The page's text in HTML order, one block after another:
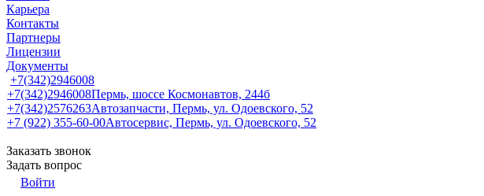
Карьера
Контакты
Партнеры
Лицензии
Документы
+7(342)2946008
+7(342)2946008Пермь, шоссе Космонавтов, 244б
+7(342)2576263Автозапчасти, Пермь, ул. Одоевского, 52
+7 (922) 355-60-00Автосервис, Пермь, ул. Одоевского, 52
Заказать звонок
Задать вопрос
Войти